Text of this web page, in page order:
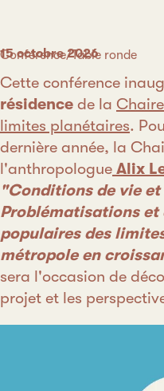
Date
15 octobre 2026
Catégorie
Conférence/Table ronde
Cette conférence
résidence de la
limites planétaires.
dernière année, la
l'anthropologue Alix
"Conditions de vie
Problématisations
populaires des
métropole en
sera l'occasion de
projet et les